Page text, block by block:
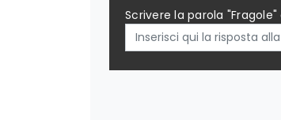
Scrivere la parola